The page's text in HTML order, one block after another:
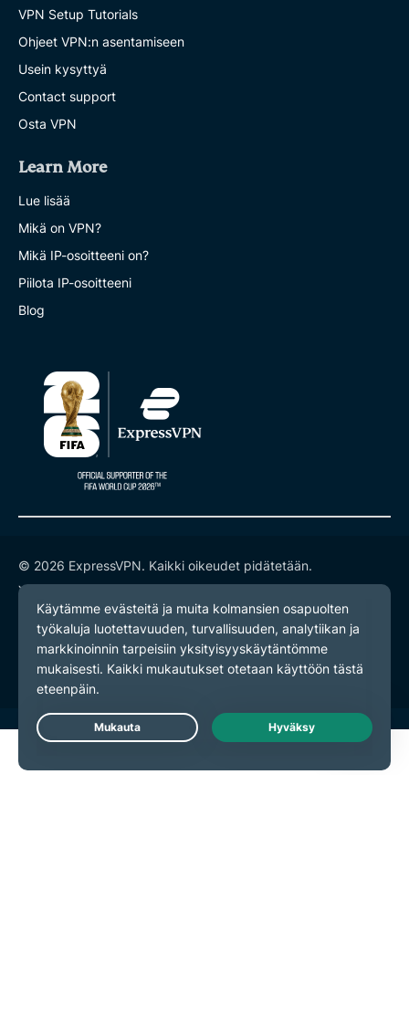
VPN Setup Tutorials
Ohjeet VPN:n asentamiseen
Usein kysyttyä
Contact support
Osta VPN
Learn More
Lue lisää
Mikä on VPN?
Mikä IP-osoitteeni on?
Piilota IP-osoitteeni
Blog
© 2026 ExpressVPN. Kaikki oikeudet pidätetään.
Yksityisyyskäytäntö
Palveluehdot
Evästeasetukset
Live Chat